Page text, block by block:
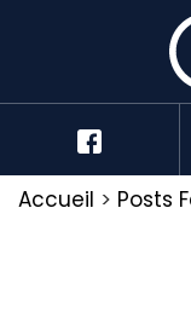
Accueil > Posts